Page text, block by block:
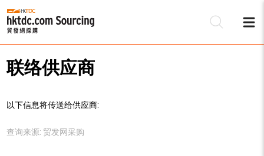
联络供应商
以下信息将传送给供应商:
查询来源: 贸发网采购